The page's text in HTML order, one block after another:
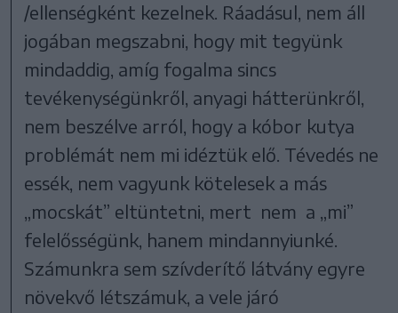
/ellenségként kezelnek. Ráadásul, nem áll
jogában megszabni, hogy mit tegyünk
mindaddig, amíg fogalma sincs
tevékenységünkről, anyagi hátterünkről,
nem beszélve arról, hogy a kóbor kutya
problémát nem mi idéztük elő. Tévedés ne
essék, nem vagyunk kötelesek a más
„mocskát” eltüntetni, mert nem a „mi”
felelősségünk, hanem mindannyiunké.
Számunkra sem szívderítő látvány egyre
növekvő létszámuk, a vele járó